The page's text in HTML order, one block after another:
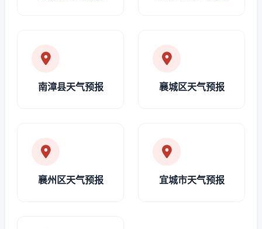
南漳县天气预报 襄城区天气预报
襄州区天气预报 宜城市天气预报